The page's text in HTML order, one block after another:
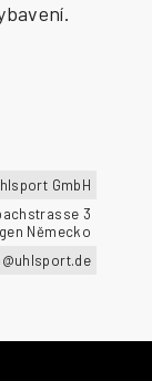
GmbH
3
Německo